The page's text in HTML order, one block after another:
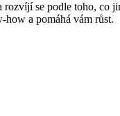
se podle toho, co
a pomáhá vám růst.